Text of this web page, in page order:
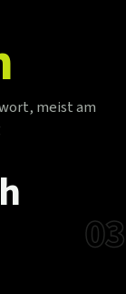
meist am
03